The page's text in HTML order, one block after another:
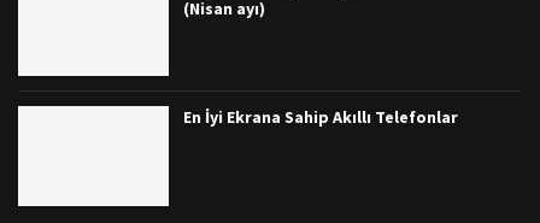
(Nisan ayı)
En İyi Ekrana Sahip Akıllı Telefonlar